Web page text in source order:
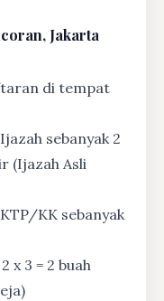
Jakarta
di tempat
sebanyak 2
(Ijazah Asli
KK sebanyak
x 3 = 2 buah